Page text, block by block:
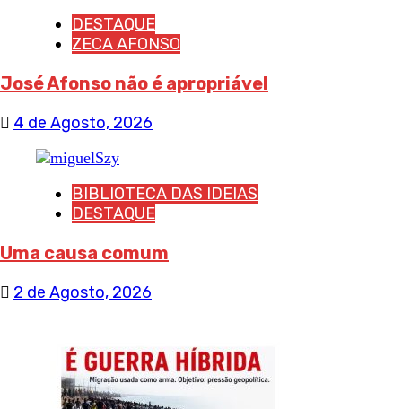
DESTAQUE
ZECA AFONSO
José Afonso não é apropriável
4 de Agosto, 2026
BIBLIOTECA DAS IDEIAS
DESTAQUE
Uma causa comum
2 de Agosto, 2026